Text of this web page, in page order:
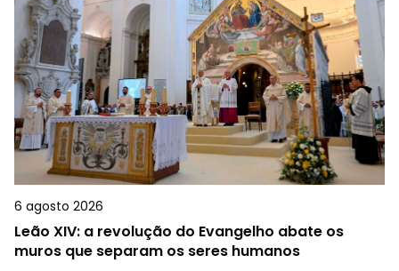
6 agosto 2026
Leão XIV: a revolução do Evangelho abate os
muros que separam os seres humanos